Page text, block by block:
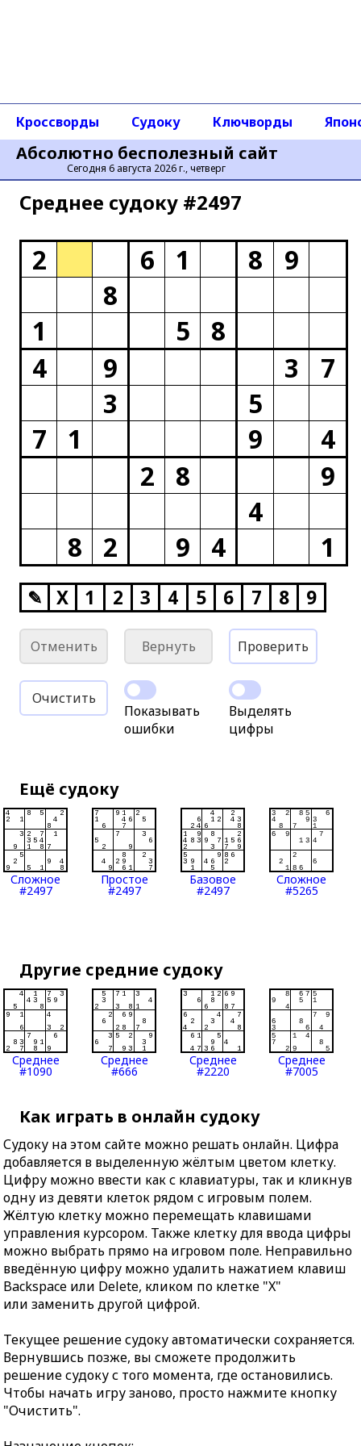
Абсолютно бесполезный сайт
Сегодня 6 августа 2026 г., четверг
Кроссворды Судоку Ключворды
Среднее cудоку #2497
2 6 1 8
9
8
1
5
8
4
9 3
7
3
5
7
1 9
4
2
8
9
4
8
2 9 4 1
✎ X 1 2 3 4 5 6 7 8 9
Отменить Вернуть Проверить
Очистить
Показывать
ошибки
Выделять
цифры
Ещё судоку
Сложное
#2497
Простое
#2497
Базовое
#2497
Сложное
#5265
Другие средние судоку
Среднее
#1090
Среднее
#666
Среднее
#2220
Среднее
#7005
Как играть в онлайн судоку
Судоку на этом сайте можно решать онлайн. Цифра
добавляется в выделенную жёлтым цветом клетку.
Цифру можно ввести как с клавиатуры, так и кликнув
одну из девяти клеток рядом с игровым полем.
Жёлтую клетку можно перемещать клавишами
управления курсором. Также клетку для ввода цифры
можно выбрать прямо на игровом поле. Неправильно
введённую цифру можно удалить нажатием клавиш
Backspace или Delete, кликом по клетке "X"
или заменить другой цифрой.
Текущее решение судоку автоматически сохраняется.
Вернувшись позже, вы сможете продолжить
решение судоку с того момента, где остановились.
Чтобы начать игру заново, просто нажмите кнопку
"Очистить".